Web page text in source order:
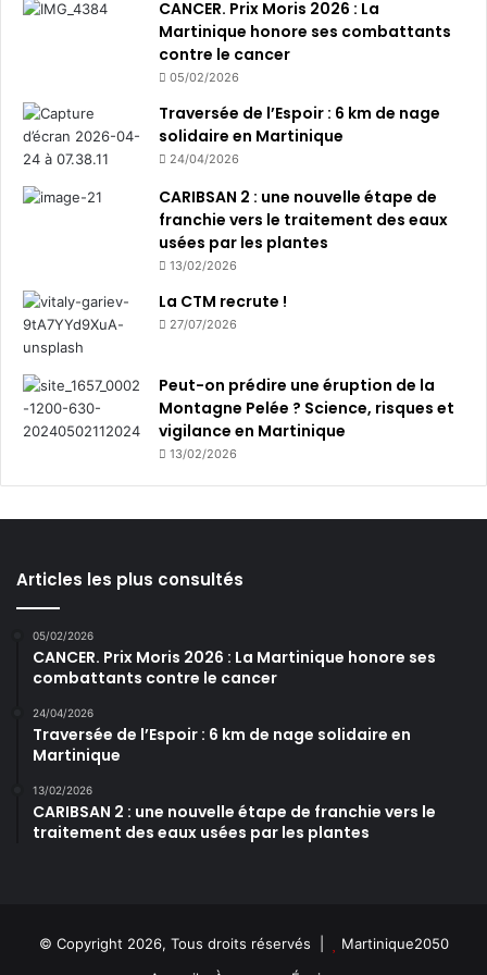
CANCER. Prix Moris 2026 : La
Martinique honore ses combattants
contre le cancer
05/02/2026
Traversée de l’Espoir : 6 km de nage
solidaire en Martinique
24/04/2026
CARIBSAN 2 : une nouvelle étape de
franchie vers le traitement des eaux
usées par les plantes
13/02/2026
La CTM recrute !
27/07/2026
Peut-on prédire une éruption de la
Montagne Pelée ? Science, risques et
vigilance en Martinique
13/02/2026
Articles les plus consultés
05/02/2026
CANCER. Prix Moris 2026 : La Martinique honore ses
combattants contre le cancer
24/04/2026
Traversée de l’Espoir : 6 km de nage solidaire en
Martinique
13/02/2026
CARIBSAN 2 : une nouvelle étape de franchie vers le
traitement des eaux usées par les plantes
© Copyright 2026, Tous droits réservés |
Martinique2050